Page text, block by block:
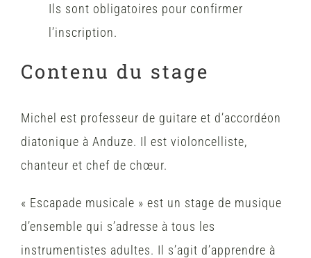
Ils sont obligatoires pour confirmer
l’inscription.
Contenu du stage
Michel est professeur de guitare et d’accordéon
diatonique à Anduze. Il est violoncelliste,
chanteur et chef de chœur.
« Escapade musicale » est un stage de musique
d’ensemble qui s’adresse à tous les
instrumentistes adultes. Il s’agit d’apprendre à